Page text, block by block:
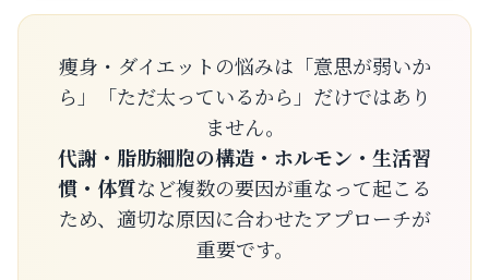
痩身・ダイエットの悩みは「意思が弱いか
ら」「ただ太っているから」だけではあり
ません。
代謝・脂肪細胞の構造・ホルモン・生活習
慣・体質など複数の要因が重なって起こる
ため、適切な原因に合わせたアプローチが
重要です。